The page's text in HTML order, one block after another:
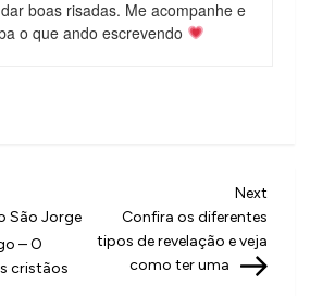
boas risadas. Me acompanhe e
o que ando escrevendo
São Jorge
– O
cristãos
Next
Post
Next
Confira os diferentes
tipos de revelação e veja
como ter uma